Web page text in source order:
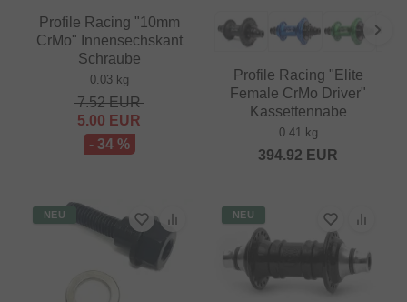
Profile Racing "10mm
CrMo" Innensechskant
Schraube
0.03 kg
7.52EUR
5.00 EUR
- 34 %
Profile Racing "Elite
Female CrMo Driver"
Kassettennabe
0.41 kg
394.92 EUR
NEU NEU